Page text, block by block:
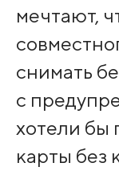
мечтают,
снимать
с
хотели бы
карты без